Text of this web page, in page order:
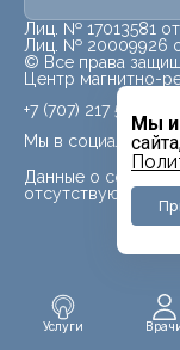
Услуги
Мы
Лиц. № 17013581
Лиц. № 20009926
© Все права
Центр магнитно-
Мы в социальных
Данные о
отсутствуют
+7 (707) 217 5840